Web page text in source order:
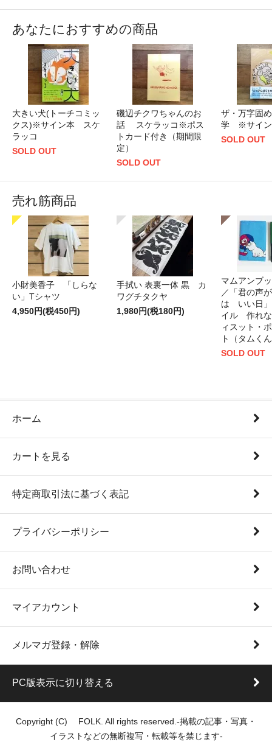
あなたにおすすめの商品
大きい犬(トーチコミッ
クス)※サイン本 スケ
ラッコ
SOLD OUT
磯辺チクワちゃんのお
話 スケラッコ※ポス
トカード付き（期間限
定）
SOLD OUT
ザ・万字固
学 ※サイン
SOLD OUT
売れ筋商品
小財美香子 「しらな
い」Tシャツ
4,950円(税450円)
手拭い 表裏一体 黒 カ
ワグチタクヤ
1,980円(税180円)
マムアンブ
／「君の声
は いい日」
イル 作れ
ィスット・
ト（タムく
SOLD OUT
ホーム
カートを見る
特定商取引法に基づく表記
プライバシーポリシー
お問い合わせ
マイアカウント
メルマガ登録・解除
PC版表示に切り替える
Copyright (C) FOLK. All rights reserved.-掲載の記事・写真・
イラストなどの無断複写・転載等を禁じます-